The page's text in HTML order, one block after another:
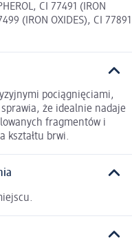
CI 77491 (IRON
(IRON OXIDES), CI 77891
pociągnięciami,
że idealnie nadaje
fragmentów i
kształtu brwi.